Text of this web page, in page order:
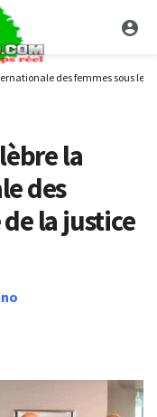
des femmes sous le
la
des
la justice